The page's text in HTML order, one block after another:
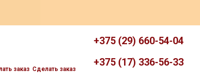
заказ Сделать заказ
+375 (29) 660-54-04
+375 (17) 336-56-33